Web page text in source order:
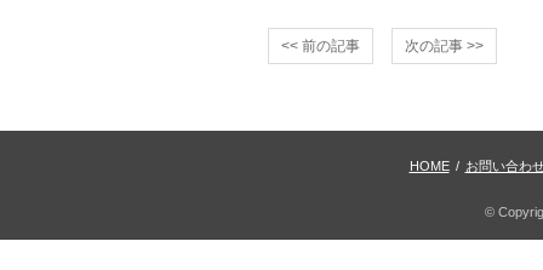
<< 前の記事 次の記事 >>
HOME / お問い合わ
©